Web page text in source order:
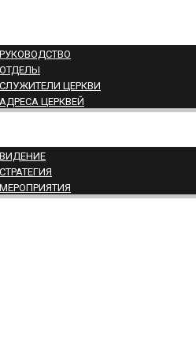
РУКОВОДСТВО
ОТДЕЛЫ
СЛУЖИТЕЛИ ЦЕРКВИ
АДРЕСА ЦЕРКВЕЙ
ВИДЕНИЕ
СТРАТЕГИЯ
МЕРОПРИЯТИЯ